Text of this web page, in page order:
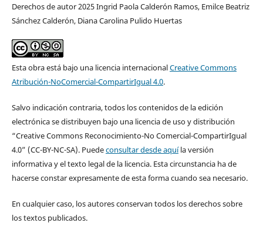
Derechos de autor 2025 Ingrid Paola Calderón Ramos, Emilce Beatriz
Sánchez Calderón, Diana Carolina Pulido Huertas
Esta obra está bajo una licencia internacionalCreative Commons
Atribución-NoComercial-CompartirIgual 4.0.
Salvo indicación contraria, todos los contenidos de la edición
electrónica se distribuyen bajo una licencia de uso y distribución
“Creative Commons Reconocimiento-No Comercial-CompartirIgual
4.0” (CC-BY-NC-SA). Puedeconsultar desde aquíla versión
informativa y el texto legal de la licencia. Esta circunstancia ha de
hacerse constar expresamente de esta forma cuando sea necesario.
En cualquier caso, los autores conservan todos los derechos sobre
los textos publicados.